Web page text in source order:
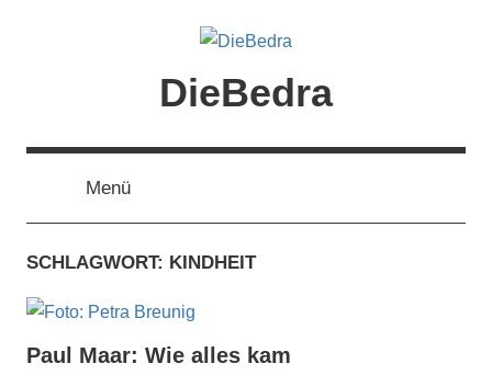
DieBedra
Menü
SCHLAGWORT: KINDHEIT
Paul Maar: Wie alles kam